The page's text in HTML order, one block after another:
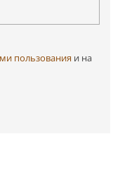
пользования и на